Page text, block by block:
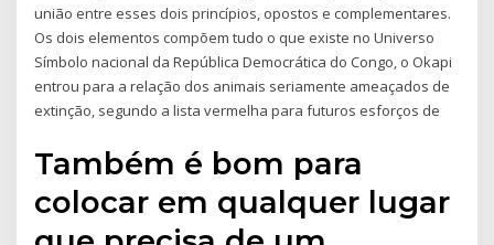
união entre esses dois princípios, opostos e complementares.
Os dois elementos compõem tudo o que existe no Universo
Símbolo nacional da República Democrática do Congo, o Okapi
entrou para a relação dos animais seriamente ameaçados de
extinção, segundo a lista vermelha para futuros esforços de
Também é bom para
colocar em qualquer lugar